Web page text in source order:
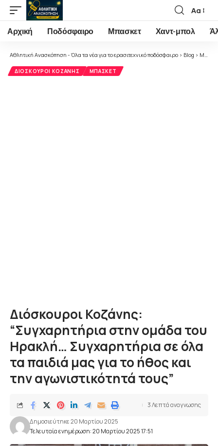
Font
Resizer
Αα
Αρχική Ποδόσφαιρο Μπασκετ Χαντ-μπολ
Αθλητική Ανασκόπηση - Όλα τα νέα για το ερασιτεχνικό ποδόσφαιρο > Blog > Μπάσκετ
ΔΙΌΣΚΟΥΡΟΙ ΚΟΖΆΝΗΣ ΜΠΆΣΚΕΤ
Διόσκουροι Κοζάνης:
“Συγχαρητήρια στην ομάδα του
Ηρακλή… Συγχαρητήρια σε όλα
τα παιδιά μας για το ήθος και
την αγωνιστικότητά τους”
Τελευταία ενημέρωση: 20 Μαρτίου 2025 17:51
Δημοσιεύτηκε 20 Μαρτίου 2025
3 Λεπτά αναγνωσης